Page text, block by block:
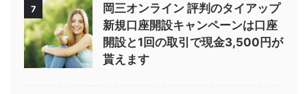
7
岡三オンライン 評判のタイアップ
新規口座開設キャンペーンは口座
開設と1回の取引で現金3,500円が
貰えます